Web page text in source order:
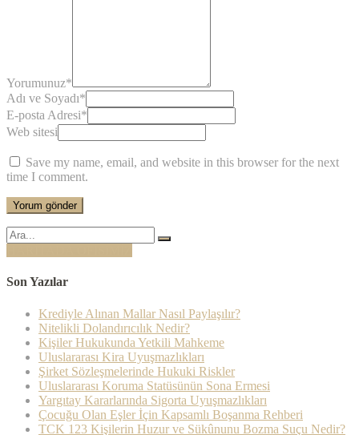
Yorumunuz*
Adı ve Soyadı*
E-posta Adresi*
Web sitesi
Save my name, email, and website in this browser for the next
time I comment.
Şunu
ara:
Son Yazılar
Krediyle Alınan Mallar Nasıl Paylaşılır?
Nitelikli Dolandırıcılık Nedir?
Kişiler Hukukunda Yetkili Mahkeme
Uluslararası Kira Uyuşmazlıkları
Şirket Sözleşmelerinde Hukuki Riskler
Uluslararası Koruma Statüsünün Sona Ermesi
Yargıtay Kararlarında Sigorta Uyuşmazlıkları
Çocuğu Olan Eşler İçin Kapsamlı Boşanma Rehberi
TCK 123 Kişilerin Huzur ve Sükûnunu Bozma Suçu Nedir?